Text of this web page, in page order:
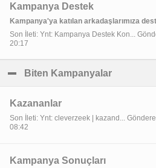
Kampanya Destek
Kampanya'ya katılan arkadaşlarımıza
Son İleti: Ynt: Kampanya Destek Kon...
20:17
Biten Kampanyalar
Kazananlar
Son İleti: Ynt: cleverzeek | kazand...
08:42
Kampanya Sonuçları